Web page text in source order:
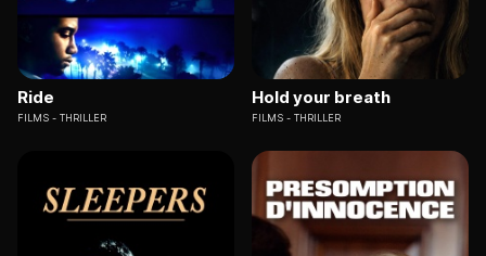
Ride
FILMS THRILLER
Hold your breath
FILMS THRILLER